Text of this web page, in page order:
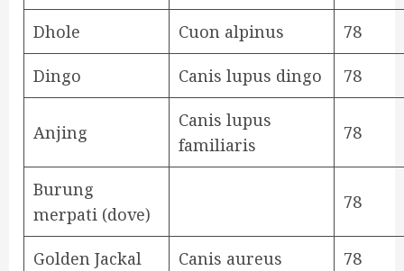
Dhole Cuon alpinus 78
Dingo Canis lupus dingo 78
Anjing
Canis lupus
familiaris
78
Burung
merpati (dove)
78
Golden Jackal Canis aureus 78